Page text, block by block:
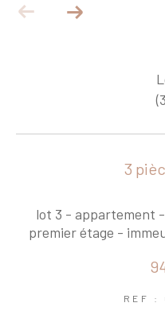
3
lot 3 - appartement
premier étage -
REF :